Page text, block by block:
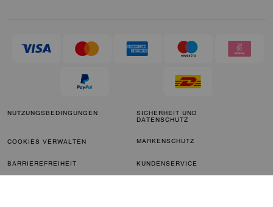
NUTZUNGSBEDINGUNGEN
SICHERHEIT UND
DATENSCHUTZ
COOKIES VERWALTEN MARKENSCHUTZ
BARRIEREFREIHEIT KUNDENSERVICE